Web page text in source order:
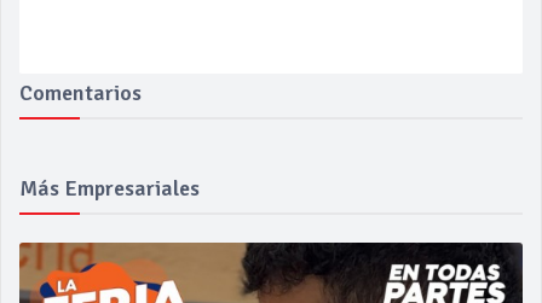
Comentarios
Más Empresariales